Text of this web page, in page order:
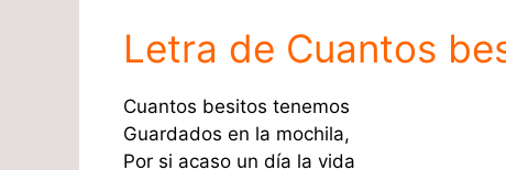
Letra de Cuantos
Cuantos besitos tenemos
Guardados en la mochila,
Por si acaso un día la vida